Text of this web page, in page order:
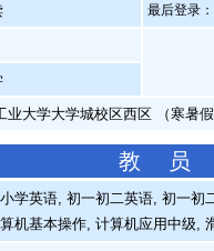
最后登录
业大学大学城校区西区 （寒暑
教 员
学英语, 初一初二英语, 初一初
机基本操作, 计算机应用中级,